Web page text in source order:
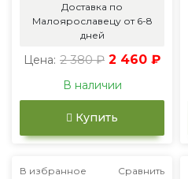
Доставка по
Малоярославецу от 6-8
дней
Цена: 2 380 ₽ 2 460 ₽
В наличии
Купить
В избранное Сравнить